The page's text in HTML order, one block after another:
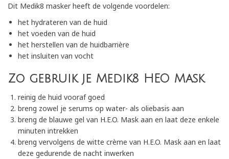
Dit Medik8 masker heeft de volgende voordelen:
het hydrateren van de huid
het voeden van de huid
het herstellen van de huidbarrière
het insluiten van vocht
Zo gebruik je Medik8 HEO Mask
reinig de huid vooraf goed
breng zowel je serums op water- als oliebasis aan
breng de blauwe gel van H.E.O. Mask aan en laat deze enkele
minuten intrekken
breng vervolgens de witte crème van H.E.O. Mask aan en laat
deze gedurende de nacht inwerken